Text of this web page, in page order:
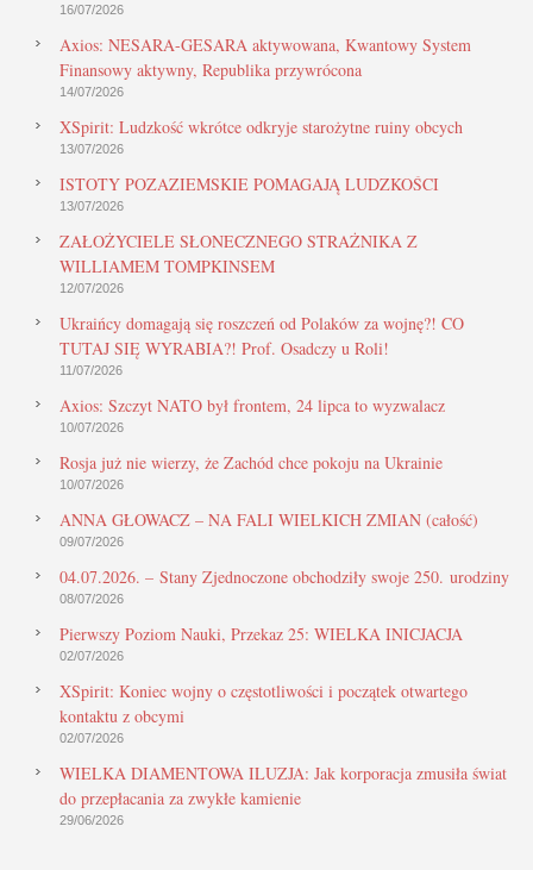
16/07/2026
Axios: NESARA-GESARA aktywowana, Kwantowy System
Finansowy aktywny, Republika przywrócona
14/07/2026
XSpirit: Ludzkość wkrótce odkryje starożytne ruiny obcych
13/07/2026
ISTOTY POZAZIEMSKIE POMAGAJĄ LUDZKOŚCI
13/07/2026
ZAŁOŻYCIELE SŁONECZNEGO STRAŻNIKA Z
WILLIAMEM TOMPKINSEM
12/07/2026
Ukraińcy domagają się roszczeń od Polaków za wojnę?! CO
TUTAJ SIĘ WYRABIA?! Prof. Osadczy u Roli!
11/07/2026
Axios: Szczyt NATO był frontem, 24 lipca to wyzwalacz
10/07/2026
Rosja już nie wierzy, że Zachód chce pokoju na Ukrainie
10/07/2026
ANNA GŁOWACZ – NA FALI WIELKICH ZMIAN (całość)
09/07/2026
04.07.2026. – Stany Zjednoczone obchodziły swoje 250. urodziny
08/07/2026
Pierwszy Poziom Nauki, Przekaz 25: WIELKA INICJACJA
02/07/2026
XSpirit: Koniec wojny o częstotliwości i początek otwartego
kontaktu z obcymi
02/07/2026
WIELKA DIAMENTOWA ILUZJA: Jak korporacja zmusiła świat
do przepłacania za zwykłe kamienie
29/06/2026